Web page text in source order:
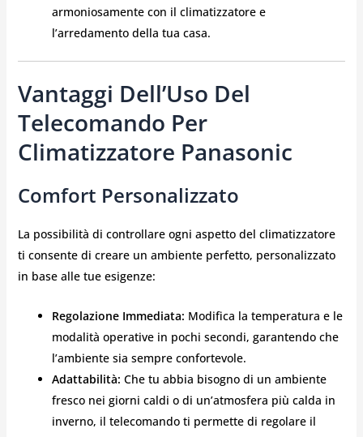
armoniosamente con il climatizzatore e
l’arredamento della tua casa.
Vantaggi Dell’Uso Del
Telecomando Per
Climatizzatore Panasonic
Comfort Personalizzato
La possibilità di controllare ogni aspetto del climatizzatore
ti consente di creare un ambiente perfetto, personalizzato
in base alle tue esigenze:
Regolazione Immediata: Modifica la temperatura e le
modalità operative in pochi secondi, garantendo che
l’ambiente sia sempre confortevole.
Adattabilità: Che tu abbia bisogno di un ambiente
fresco nei giorni caldi o di un’atmosfera più calda in
inverno, il telecomando ti permette di regolare il